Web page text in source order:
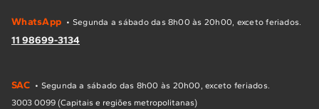
WhatsApp • Segunda a sábado das 8h00 às 20h00, exceto feriados.
11 98699-3134
SAC • Segunda a sábado das 8h00 às 20h00, exceto feriados.
3003 0099 (Capitais e regiões metropolitanas)